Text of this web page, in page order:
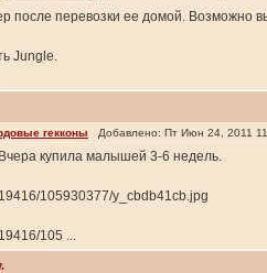
после перевозки ее домой. Возможно
Jungle.
гекконы Добавлено: Пт Июн 24, 2011
купила малышей 3-6 недель.
105930377/y_cbdb41cb.jpg
105 ...